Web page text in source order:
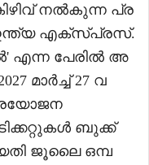
നൽകുന്ന പ്ര
എക്സ്പ്രസ്.
എന്ന പേരിൽ അ
മാർച്ച് 27 വ
ബുക്ക്
ജൂലൈ ഒമ്പ